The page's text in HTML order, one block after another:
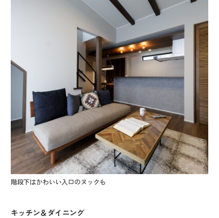
階段下はかわいい入口のヌックも
キッチン＆ダイニング